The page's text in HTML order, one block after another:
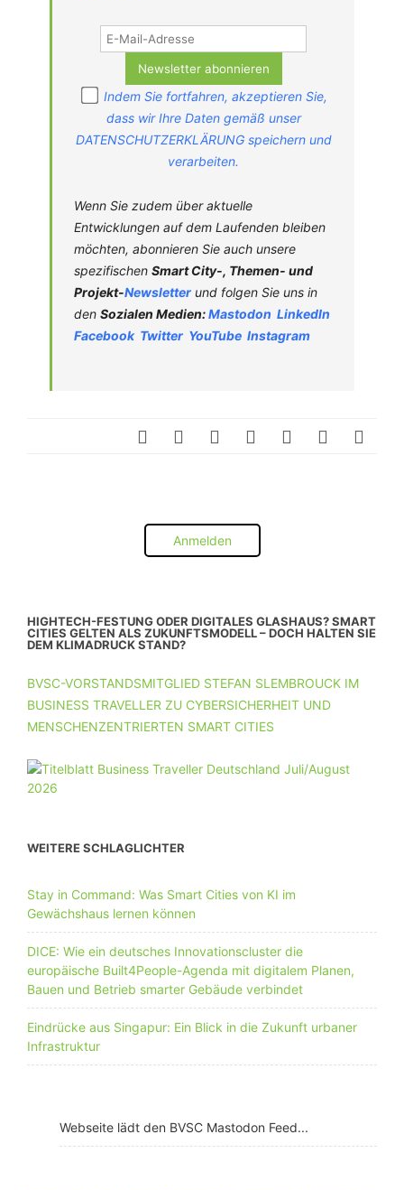
Indem Sie fortfahren, akzeptieren Sie,
dass wir Ihre Daten gemäß unser
DATENSCHUTZERKLÄRUNG speichern und
verarbeiten.
Wenn Sie zudem über aktuelle
Entwicklungen auf dem Laufenden bleiben
möchten, abonnieren Sie auch unsere
spezifischen Smart City-, Themen- und
Projekt-Newsletter und folgen Sie uns in
den Sozialen Medien:Mastodon LinkedIn
Facebook Twitter YouTube Instagram
Anmelden
HIGHTECH-FESTUNG ODER DIGITALES GLASHAUS? SMART
CITIES GELTEN ALS ZUKUNFTSMODELL – DOCH HALTEN SIE
DEM KLIMADRUCK STAND?
BVSC-VORSTANDSMITGLIED STEFAN SLEMBROUCK IM
BUSINESS TRAVELLER ZU CYBERSICHERHEIT UND
MENSCHENZENTRIERTEN SMART CITIES
WEITERE SCHLAGLICHTER
Stay in Command: Was Smart Cities von KI im
Gewächshaus lernen können
DICE: Wie ein deutsches Innovationscluster die
europäische Built4People-Agenda mit digitalem Planen,
Bauen und Betrieb smarter Gebäude verbindet
Eindrücke aus Singapur: Ein Blick in die Zukunft urbaner
Infrastruktur
Webseite lädt den BVSC Mastodon Feed...